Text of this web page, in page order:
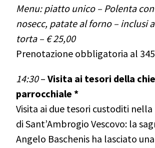
Menu: piatto unico – Polenta
nosecc, patate al forno – inclusi
torta – € 25,00
Prenotazione obbligatoria al
14:30– Visita ai tesori della
parrocchiale *
Visita ai due tesori custoditi
di Sant’Ambrogio Vescovo: la
Angelo Baschenis ha lasciato